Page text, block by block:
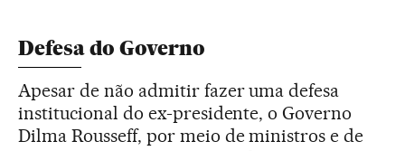
Defesa do Governo
Apesar de não admitir fazer uma defesa
institucional do ex-presidente, o Governo
Dilma Rousseff, por meio de ministros e de